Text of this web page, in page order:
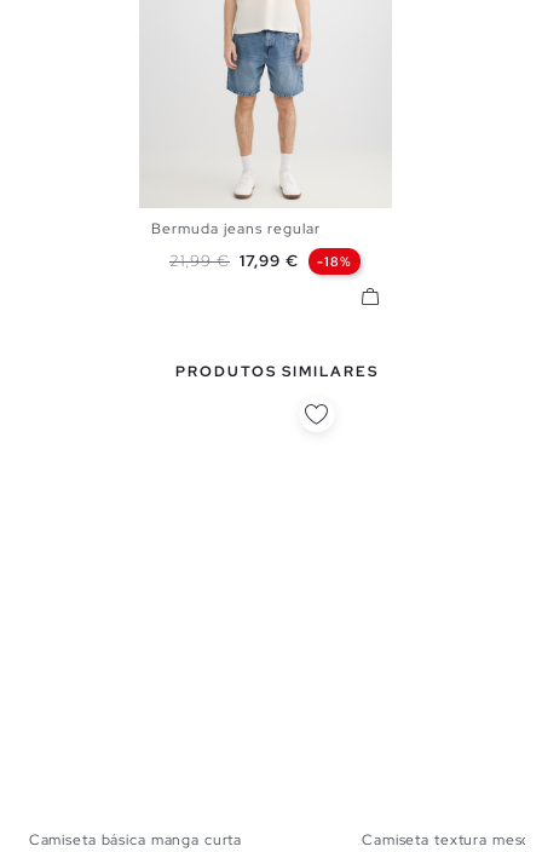
40
Bermuda jeans regular
Preço normal
21,99 € Preço
17,99 € -18%
PRODUTOS SIMILARES
Camiseta básica manga curta Camiseta textura